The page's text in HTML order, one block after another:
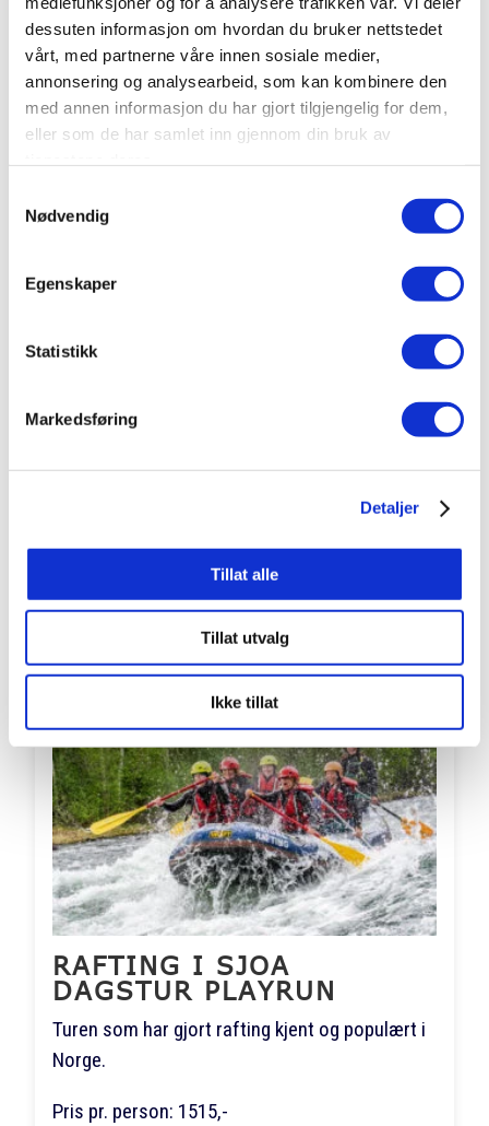
dessuten informasjon om hvordan du bruker nettstedet
vårt, med partnerne våre innen sosiale medier,
annonsering og analysearbeid, som kan kombinere den
med annen informasjon du har gjort tilgjengelig for dem,
eller som de har samlet inn gjennom din bruk av
Nødvendig
Egenskaper
Statistikk
Markedsføring
Detaljer
Tillat alle
Tillat utvalg
Ikke tillat
LES MER BOOK
Bestselger
mulighet til å gjøre noe spennende sammen!
Aldersgrense fra: 7 år
Inkluderer overnatting? Nei
RAFTING I SJOA
DAGSTUR PLAYRUN
Turen som har gjort rafting kjent og populært i
Norge.
Pris pr. person: 1515,-